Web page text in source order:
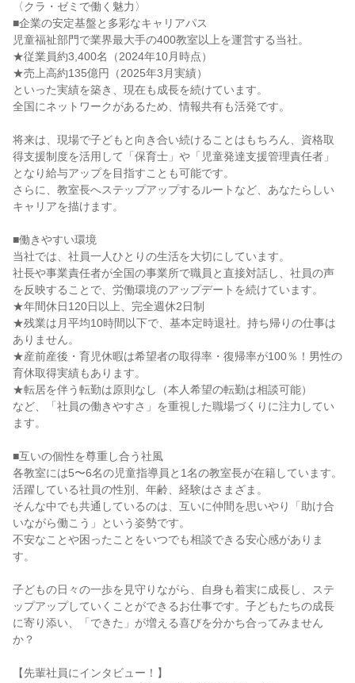
〈クラ・ゼミで働く魅力〉
■企業の安定基盤と多彩なキャリアパス
児童福祉部門で業界最大手の400教室以上を運営する当社。
★従業員約3,400名（2024年10月時点）
★売上高約135億円（2025年3月実績）
といった実績を築き、現在も成長を続けています。
全国にネットワークがあるため、情報共有も活発です。
将来は、現場で子どもと向き合い続けることはもちろん、資格取
得支援制度を活用して「保育士」や「児童発達支援管理責任者」
となり給与アップを目指すことも可能です。
さらに、教室長へステップアップするルートなど、あなたらしい
キャリアを描けます。
■働きやすい環境
当社では、社員一人ひとりの生活を大切にしています。
社長や事業責任者が全国の事業所で職員と直接対話し、社員の声
を反映することで、労働環境のアップデートを続けています。
★年間休日120日以上、完全週休2日制
★残業は月平均10時間以下で、基本定時退社。持ち帰りの仕事は
ありません。
★産前産後・育児休暇は希望者の取得率・復帰率が100％！男性の
育休取得実績もあります。
★転居を伴う転勤は原則なし（本人希望の転勤は相談可能）
など、「社員の働きやすさ」を重視した職場づくりに注力してい
ます。
■互いの個性を尊重し合う社風
各教室には5〜6名の児童指導員と1名の教室長が在籍しています。
活躍している社員の性別、年齢、経験はさまざま。
そんな中でも共通しているのは、互いに仲間を思いやり「助け合
いながら働こう」という姿勢です。
不安なことや困ったことをいつでも相談できる安心感がありま
す。
子どもの日々の一歩を見守りながら、自身も着実に成長し、ステ
ップアップしていくことができるお仕事です。子どもたちの成長
に寄り添い、「できた」が増える喜びを分かち合ってみません
か？
【先輩社員にインタビュー！】